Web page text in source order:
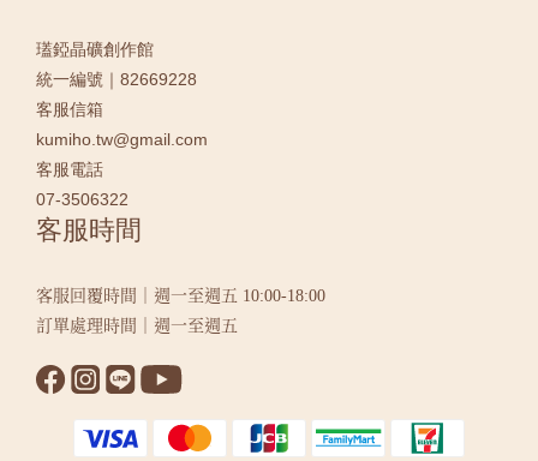
瓂錏晶礦創作館
統一編號｜82669228
客服信箱
kumiho.tw@gmail.com
客服電話
07-3506322
客服時間
客服回覆時間｜週一至週五 10:00-18:00
訂單處理時間｜週一至週五